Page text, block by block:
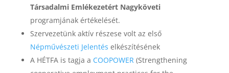
Társadalmi Emlékezetért Nagyköveti
programjának értékelését.
Szervezetünk aktív részese volt az első
Népművészeti Jelentés elkészítésének
A HÉTFA is tagja a COOPOWER(Strengthening